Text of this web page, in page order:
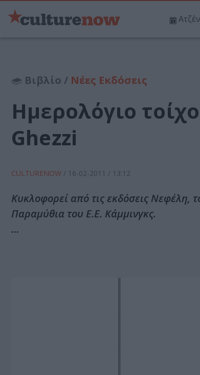
Βιβλίο / Νέες Εκδόσεις
Ημερολόγιο
Ghezzi
CULTURENOW / 16-02-2011 / 13:12
Κυκλοφορεί από τις εκδόσεις Νεφέλη,
Παραμύθια του Ε.Ε. Κάμμινγκς.
…